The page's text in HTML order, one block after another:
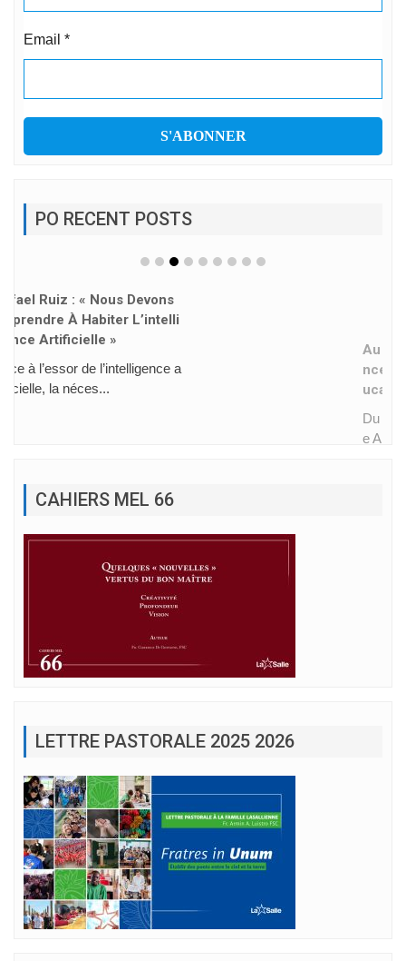
Email *
PO RECENT POSTS
Du 12 au 18 juillet 2026, le Frèr
CAHIERS MEL 66
LETTRE PASTORALE 2025 2026